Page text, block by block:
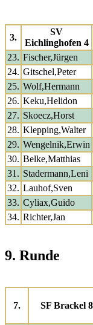
3.
SV
Eichlinghofen 4
23. Fischer,Jürgen
24. Gitschel,Peter
25. Wolf,Hermann
26. Keku,Helidon
27. Skoecz,Horst
28. Klepping,Walter
29. Wengelnik,Erwin
30. Belke,Matthias
31. Stadermann,Leni
32. Lauhof,Sven
33. Cyliax,Guido
34. Richter,Jan
9. Runde
7. SF Brackel 8